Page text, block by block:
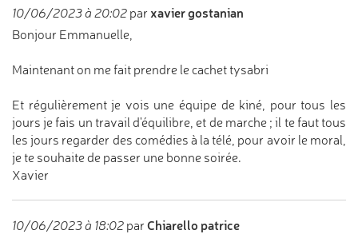
10/06/2023 à 20:02 par xavier gostanian
Bonjour Emmanuelle,
Maintenant on me fait prendre le cachet tysabri
Et régulièrement je vois une équipe de kiné, pour tous les
jours je fais un travail d'équilibre, et de marche ; il te faut tous
les jours regarder des comédies à la télé, pour avoir le moral,
je te souhaite de passer une bonne soirée.
Xavier
10/06/2023 à 18:02 par Chiarello patrice